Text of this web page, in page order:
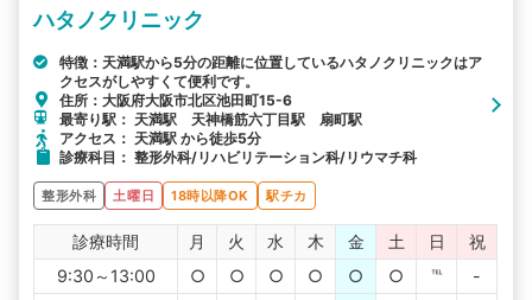
ハタノクリニック
特徴：天満駅から5分の距離に位置しているハタノクリニックはア
クセスがしやすくて便利です。
住所：大阪府大阪市北区池田町15-6
最寄り駅： 天満駅 天神橋筋六丁目駅 扇町駅
アクセス： 天満駅 から徒歩5分
診療科目： 整形外科/リハビリテーション科/リウマチ科
整形外科 土曜日 18時以降OK 駅チカ
診療時間 月 火 水 木 金 土 日
祝
9:30～13:00
○ ○ ○ ○ ○ ○ ℡ -